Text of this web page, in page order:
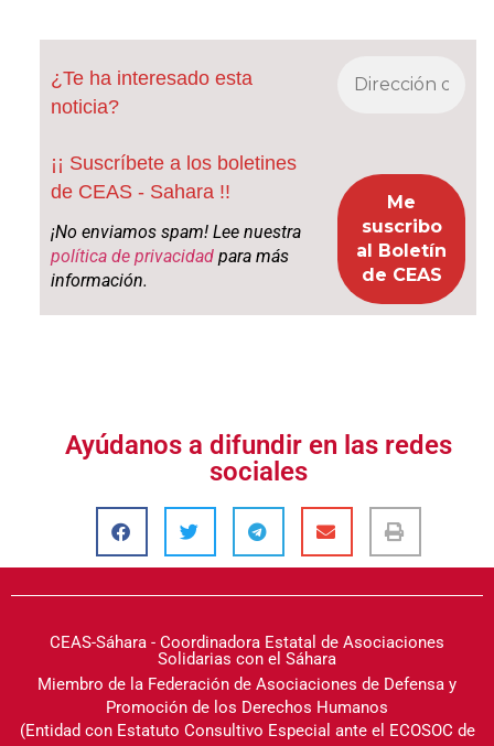
¿Te ha interesado esta
noticia?
¡¡ Suscríbete a los boletines
de CEAS - Sahara !!
¡No enviamos spam! Lee nuestra
política de privacidad para más
información.
Ayúdanos a difundir en las redes
sociales
CEAS-Sáhara - Coordinadora Estatal de Asociaciones
Solidarias con el Sáhara
Miembro de la Federación de Asociaciones de Defensa y
Promoción de los Derechos Humanos
(Entidad con Estatuto Consultivo Especial ante el ECOSOC de